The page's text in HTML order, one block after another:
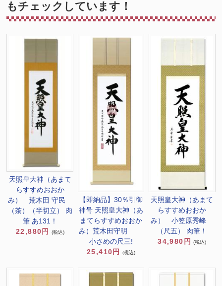
もチェックしています！
天照皇大神（あまて
らすすめおおか
み） 荒木田 守民
（茶）（半切立） 肉
筆 あ131！
22,880円
(税込)
【即納品】30％引御
神号 天照皇大神（あ
まてらすすめおおか
み）荒木田守明
小さめの尺三!
25,410円
(税込)
天照皇大神（あまて
らすすめおおか
み） 小笠原秀峰
（尺五） 肉筆！
34,980円
(税込)